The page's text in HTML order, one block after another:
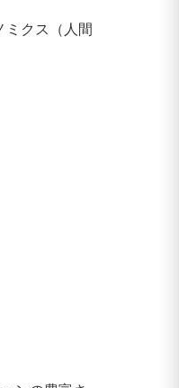
ミクス（人間